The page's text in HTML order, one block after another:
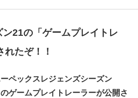
ン21の「ゲームプレイトレ
れたぞ！！
ペックスレジェンズシーズン
ゲームプレイトレーラーが公開さ